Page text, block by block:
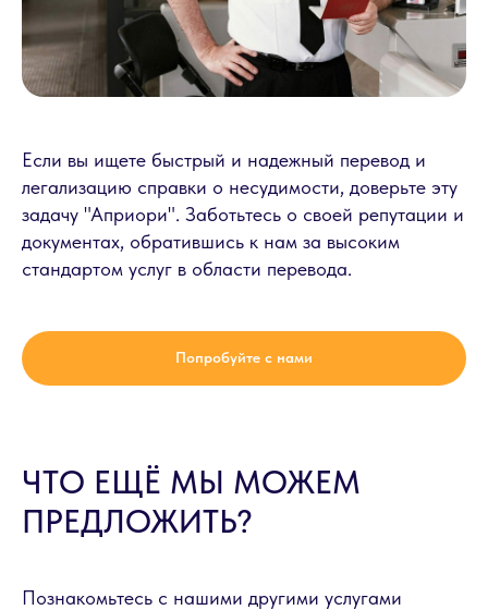
Если вы ищете быстрый и надежный перевод и
легализацию справки о несудимости, доверьте эту
задачу "Априори". Заботьтесь о своей репутации и
документах, обратившись к нам за высоким
стандартом услуг в области перевода.
Попробуйте с нами
ЧТО ЕЩЁ МЫ МОЖЕМ
ПРЕДЛОЖИТЬ?
Познакомьтесь с нашими другими услугами